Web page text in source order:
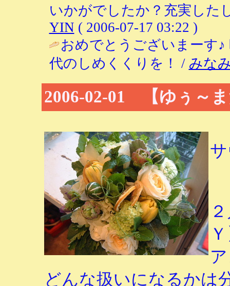
いかがでしたか？充実した
YIN ( 2006-07-17 03:22 )
おめでとうございまーす
代のしめくくりを！ / みな
2006-02-01 【ゆぅ～
どんな扱いになるか